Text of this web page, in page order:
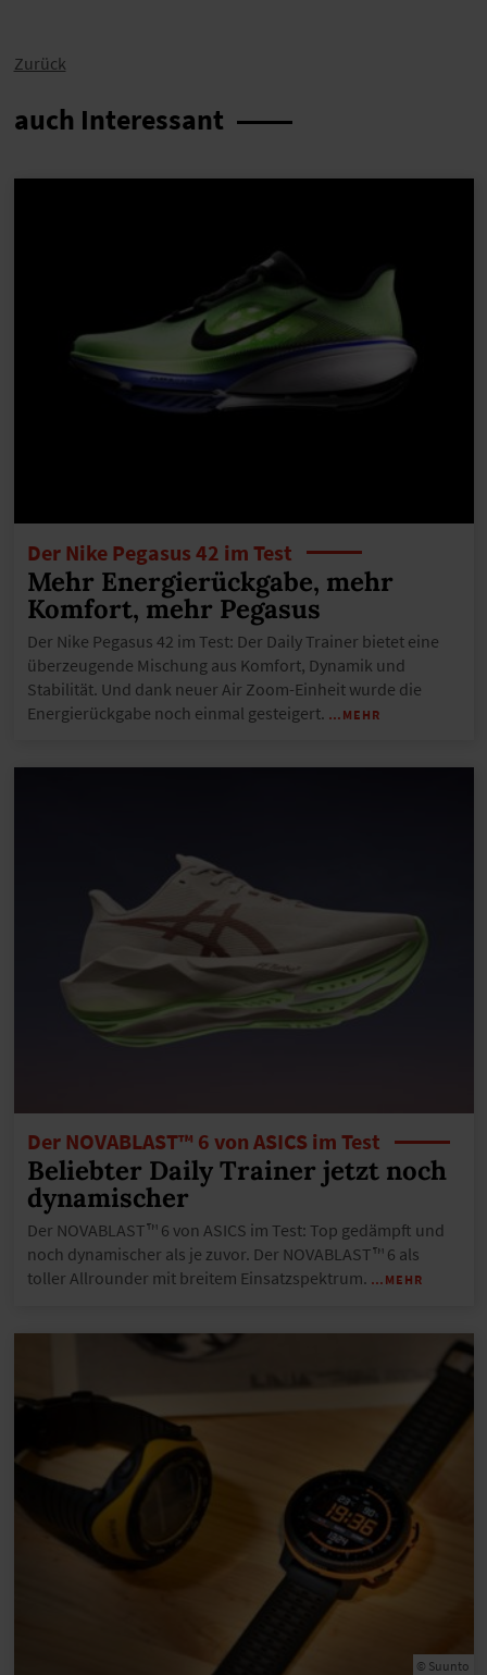
Zurück
auch Interessant
Der Nike Pegasus 42 im Test
Mehr Energierückgabe, mehr
Komfort, mehr Pegasus
Der Nike Pegasus 42 im Test: Der Daily Trainer bietet eine
überzeugende Mischung aus Komfort, Dynamik und
Stabilität. Und dank neuer Air Zoom-Einheit wurde die
Energierückgabe noch einmal gesteigert. …MEHR
Der NOVABLAST™ 6 von ASICS im Test
Beliebter Daily Trainer jetzt noch
dynamischer
Der NOVABLAST™ 6 von ASICS im Test: Top gedämpft und
noch dynamischer als je zuvor. Der NOVABLAST™ 6 als
toller Allrounder mit breitem Einsatzspektrum. …MEHR
© Suunto